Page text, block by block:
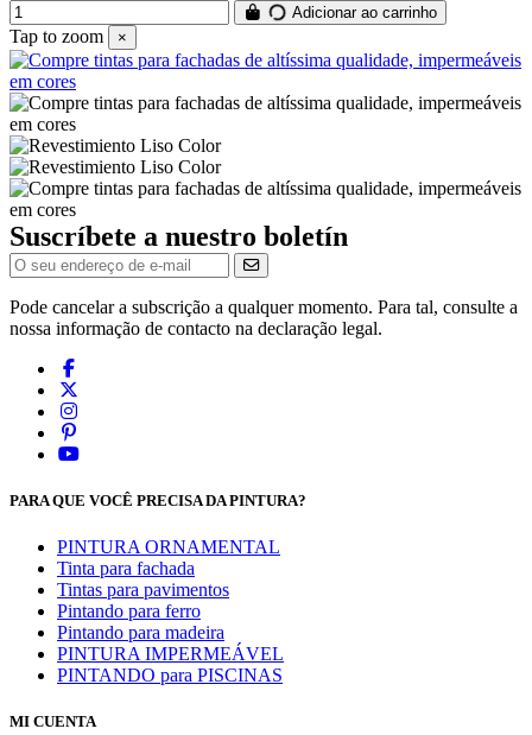
Adicionar ao carrinho
Tap to zoom ×
Suscríbete a nuestro boletín
Pode cancelar a subscrição a qualquer momento. Para tal, consulte a
nossa informação de contacto na declaração legal.
PARA QUE VOCÊ PRECISA DA PINTURA?
PINTURA ORNAMENTAL
Tinta para fachada
Tintas para pavimentos
Pintando para ferro
Pintando para madeira
PINTURA IMPERMEÁVEL
PINTANDO para PISCINAS
MI CUENTA